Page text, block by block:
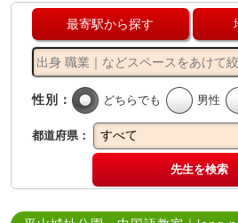
最寄駅から探す
性別： どちらでも 男性
都道府県：
先生を検索